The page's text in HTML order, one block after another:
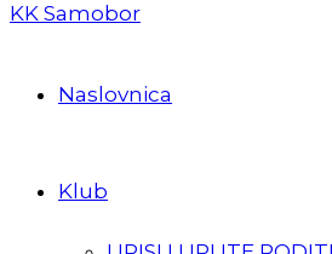
KK Samobor
Naslovnica
Klub